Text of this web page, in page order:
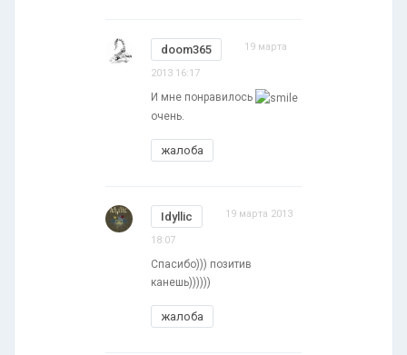
doom365 19 марта
2013 16:17
И мне понравилось
очень.
жалоба
Idyllic 19 марта 2013
18:07
Спасибо))) позитив
канешь))))))
жалоба